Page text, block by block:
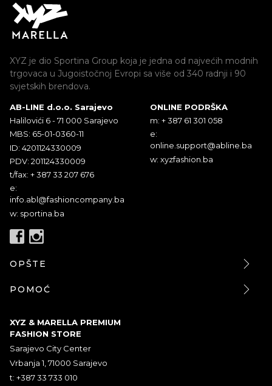
XYZ je dio Sportina Group koja je jedna od najvećih modnih
trgovaca u Jugoistočnoj Evropi sa više od 340 radnji i 90
svjetskih brendova.
AB-LINE d.o.o. Sarajevo
Halilovići 6 - 71 000 Sarajevo
MBS: 65-01-0360-11
ID: 4201124330009
PDV: 201124330009
t/fax: + 387 33 207 676
e:
info.abl@fashioncompany.ba
w: sportina.ba
ONLINE PODRŠKA
m: + 387 61 301 058
e:
online.support@abline.ba
w: xyzfashion.ba
OPŠTE
POMOĆ
XYZ & MARELLA PREMIUM
FASHION STORE
Sarajevo City Center
Vrbanja 1, 71000 Sarajevo
t: +387 33 733 010